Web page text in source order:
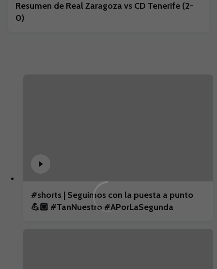
Resumen de Real Zaragoza vs CD Tenerife (2-
0)
#shorts | Seguimos con la puesta a punto
💪🏼 #TanNuestro #APorLaSegunda